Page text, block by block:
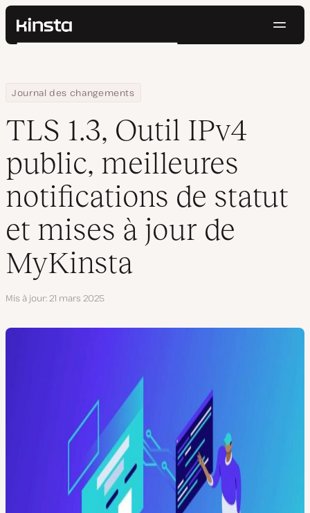
Kinsta®
Prix
Contact
Rechercher
Home
Journal des changements
TLS 1.3, Outil IPv4 public, meilleures notifications de statut et
TLS 1.3, Outil IPv4
public, meilleures
notifications de statut
et mises à jour de
MyKinsta
Mis à jour 21 mars 2025